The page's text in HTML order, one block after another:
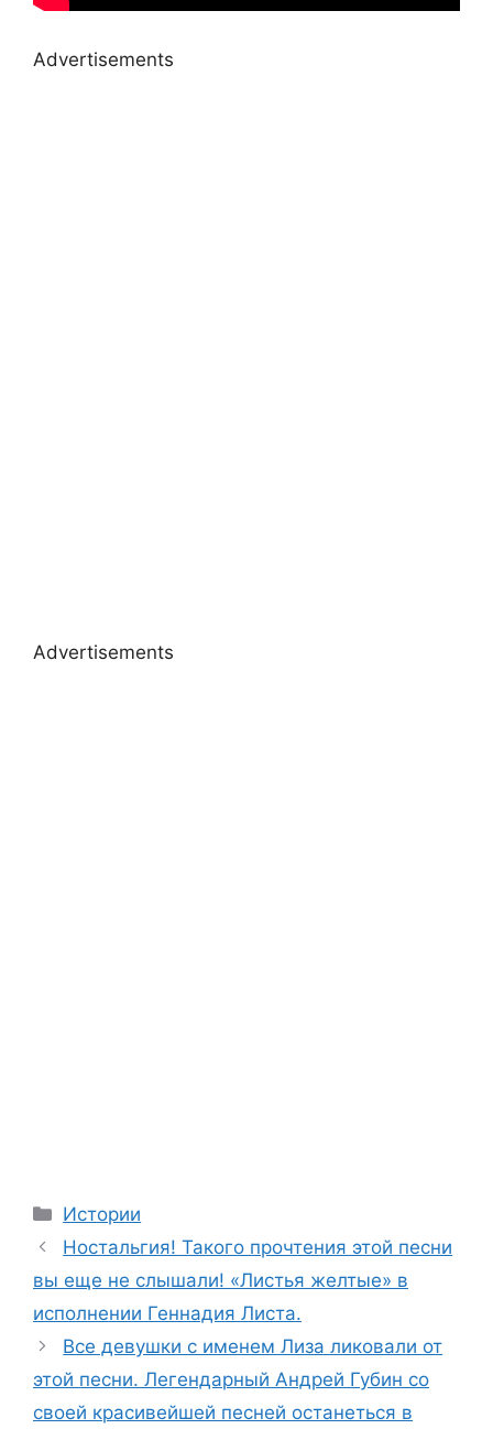
Advertisements
Advertisements
Categories
Истории
Ностальгия! Такого прочтения этой песни
вы еще не слышали! «Листья желтые» в
исполнении Геннадия Листа.
Все девушки с именем Лиза ликовали от
этой песни. Легендарный Андрей Губин со
своей красивейшей песней останеться в